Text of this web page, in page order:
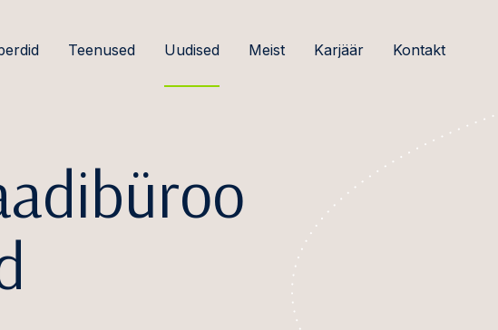
Teenused Uudised Meist Karjäär Kontakt